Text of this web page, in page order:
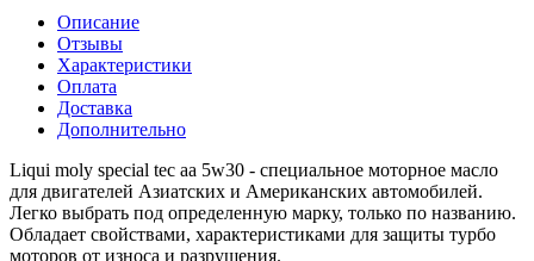
Описание
Отзывы
Характеристики
Оплата
Доставка
Дополнительно
Liqui moly special tec aa 5w30 - специальное моторное масло
для двигателей Азиатских и Американских автомобилей.
Легко выбрать под определенную марку, только по названию.
Обладает свойствами, характеристиками для защиты турбо
моторов от износа и разрушения.